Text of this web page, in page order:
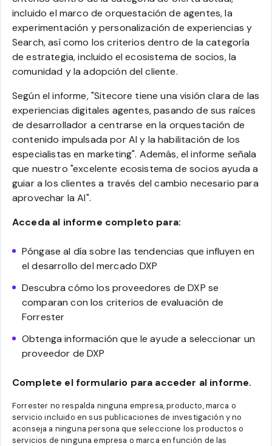
incluido el marco de orquestación de agentes, la
experimentación y personalización de experiencias y
Search, así como los criterios dentro de la categoría
de estrategia, incluido el ecosistema de socios, la
comunidad y la adopción del cliente.
Según el informe, "Sitecore tiene una visión clara de las
experiencias digitales agentes, pasando de sus raíces
de desarrollador a centrarse en la orquestación de
contenido impulsada por AI y la habilitación de los
especialistas en marketing". Además, el informe señala
que nuestro "excelente ecosistema de socios ayuda a
guiar a los clientes a través del cambio necesario para
aprovechar la AI".
Acceda al informe completo para:
Póngase al día sobre las tendencias que influyen en
el desarrollo del mercado DXP
Descubra cómo los proveedores de DXP se
comparan con los criterios de evaluación de
Forrester
Obtenga información que le ayude a seleccionar un
proveedor de DXP
Complete el formulario para acceder al informe.
Forrester no respalda ninguna empresa, producto, marca o
servicio incluido en sus publicaciones de investigación y no
aconseja a ninguna persona que seleccione los productos o
servicios de ninguna empresa o marca en función de las